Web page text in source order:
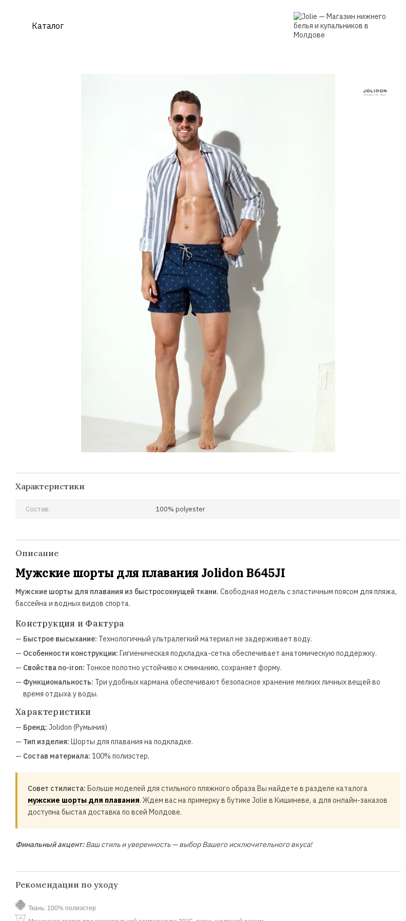
Каталог
Характеристики
Состав: 100% polyester
Описание
Мужские шорты для плавания Jolidon B645JI
Мужские шорты для плавания из быстросохнущей ткани. Свободная модель с эластичным поясом для пляжа,
бассейна и водных видов спорта.
Конструкция и Фактура
— Быстрое высыхание: Технологичный ультралегкий материал не задерживает воду.
— Особенности конструкции: Гигиеническая подкладка-сетка обеспечивает анатомическую поддержку.
— Свойства no-iron: Тонкое полотно устойчиво к сминанию, сохраняет форму.
— Функциональность: Три удобных кармана обеспечивают безопасное хранение мелких личных вещей во
время отдыха у воды.
Характеристики
— Бренд: Jolidon (Румыния)
— Тип изделия: Шорты для плавания на подкладке.
— Состав материала: 100% полиэстер.
Совет стилиста: Больше моделей для стильного пляжного образа Вы найдете в разделе каталога
мужские шорты для плавания. Ждем вас на примерку в бутике Jolie в Кишиневе, а для онлайн-заказов
доступна быстая доставка по всей Молдове.
Финальный акцент:Ваш стиль и уверенность — выбор Вашего исключительного вкуса!
Рекомендации по уходу
Ткань: 100% полиэстер